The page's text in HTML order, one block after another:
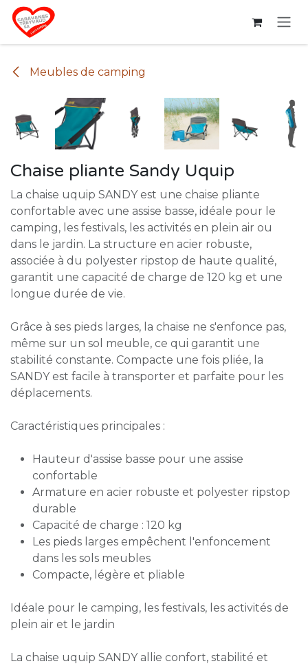
Se rendre au contenu
Meubles de camping
Chaise pliante Sandy Uquip
La chaise uquip SANDY est une chaise pliante
confortable avec une assise basse, idéale pour le
camping, les festivals, les activités en plein air ou
dans le jardin. La structure en acier robuste,
associée à du polyester ripstop de haute qualité,
garantit une capacité de charge de 120 kg et une
longue durée de vie.
Grâce à ses pieds larges, la chaise ne s'enfonce pas,
même sur un sol meuble, ce qui garantit une
stabilité constante. Compacte une fois pliée, la
SANDY est facile à transporter et parfaite pour les
déplacements.
Caractéristiques principales :
Hauteur d'assise basse pour une assise
confortable
Armature en acier robuste et polyester ripstop
durable
Capacité de charge : 120 kg
Les pieds larges empêchent l'enfoncement
dans les sols meubles
Compacte, légère et pliable
Idéale pour le camping, les festivals, les activités de
plein air et le jardin
La chaise uquip SANDY allie confort, stabilité et